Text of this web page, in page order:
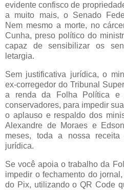
evidente confisco de
a muito mais, o Senado
Nem mesmo a morte, no
Cunha, preso político do
capaz de sensibilizar os
letargia.
Sem justificativa jurídica, o
ex-corregedor do Tribunal
a renda da Folha Política e
conservadores, para impedir
o aplauso e respaldo dos
Alexandre de Moraes e
meses, toda a nossa
jurídica.
Se você apoia o trabalho da
impedir o fechamento do
do Pix, utilizando o QR Code